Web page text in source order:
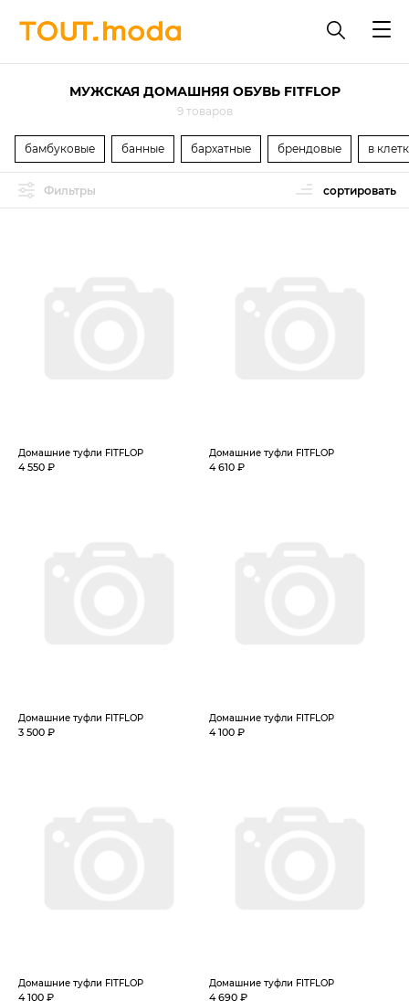
МУЖСКАЯ ДОМАШНЯЯ ОБУВЬ FITFLOP
9 товаров
бамбуковые банные бархатные брендовые в
Фильтры сортировать
Домашние туфли FITFLOP
4 550 ₽
Домашние туфли FITFLOP
4 610 ₽
Домашние туфли FITFLOP
3 500 ₽
Домашние туфли FITFLOP
4 100 ₽
Домашние туфли FITFLOP
4 100 ₽
Домашние туфли FITFLOP
4 690 ₽